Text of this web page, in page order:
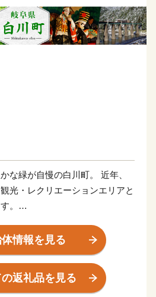
な緑が自慢の白川町。 近年、
光・レクリエーションエリアと
。
の気候風土を生かした茶の栽培
』『白川茶のまち』としても有
体情報を見る
返礼品を見る